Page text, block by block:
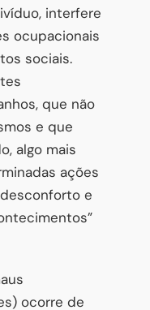
interfere
ocupacionais
sociais.
que não
e que
algo mais
ações
e
ocorre de